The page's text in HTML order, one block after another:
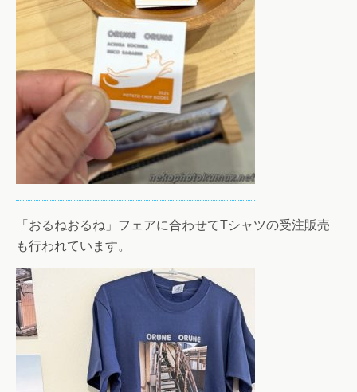
「おるねおるね」フェアに合わせてTシャツの受注販売
も行われています。